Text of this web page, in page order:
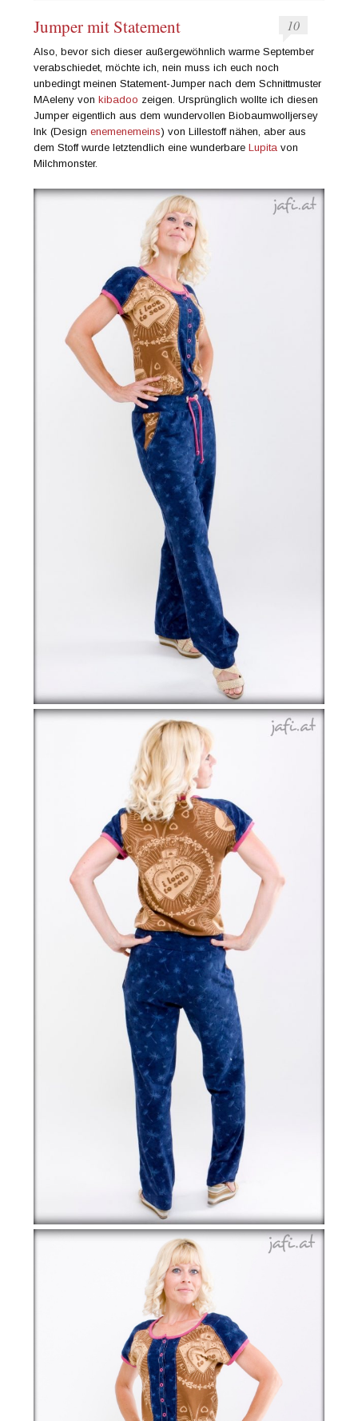
Jumper mit Statement 10
Also, bevor sich dieser außergewöhnlich warme September
verabschiedet, möchte ich, nein muss ich euch noch
unbedingt meinen Statement-Jumper nach dem Schnittmuster
MAeleny vonkibadoo zeigen. Ursprünglich wollte ich diesen
Jumper eigentlich aus dem wundervollen Biobaumwolljersey
Ink (Designenemenemeins) von Lillestoff nähen, aber aus
dem Stoff wurde letztendlich eine wunderbareLupita von
Milchmonster.